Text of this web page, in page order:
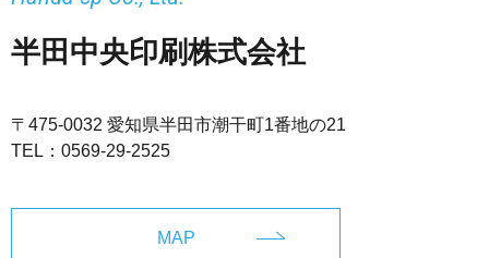
半田中央印刷株式会社
〒475-0032 愛知県半田市潮干町1番地の21
TEL： 0569-29-2525
MAP